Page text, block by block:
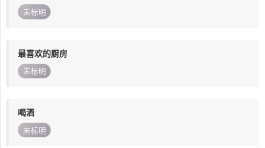
未标明
最喜欢的厨房
未标明
喝酒
未标明